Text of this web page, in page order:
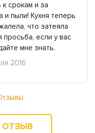
срокам и за
и пыли! Кухня теперь
что затеяла
если у вас
мне знать.
2016
ОТЗЫВ